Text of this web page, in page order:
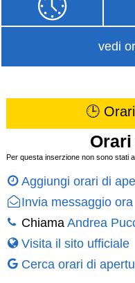
vedi
🕒
Per questa inserzione non sono stati
Aggiungi orari di
Invia messaggio ora
Chiama Andrea
Visita il sito ufficiale
Cerca orari di